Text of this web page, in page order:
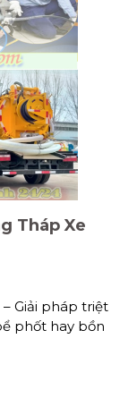
Tháp Xe
Giải pháp triệt
phốt hay bồn